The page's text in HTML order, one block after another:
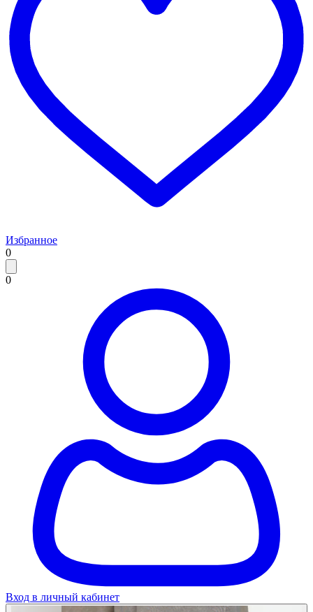
Избранное
0
0
Вход в личный кабинет